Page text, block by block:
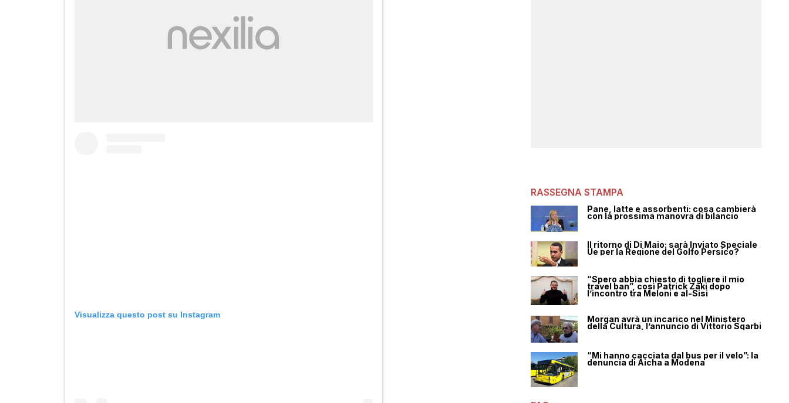
Visualizza questo post su Instagram
RASSEGNA STAMPA
Pane, latte e assorbenti: cosa cambierà
con la prossima manovra di bilancio
Il ritorno di Di Maio: sarà Inviato Speciale
Ue per la Regione del Golfo Persico?
“Spero abbia chiesto di togliere il mio
travel ban”, così Patrick Zaki dopo
l’incontro tra Meloni e al-Sisi
Morgan avrà un incarico nel Ministero
della Cultura, l’annuncio di Vittorio Sgarbi
“Mi hanno cacciata dal bus per il velo”: la
denuncia di Aicha a Modena